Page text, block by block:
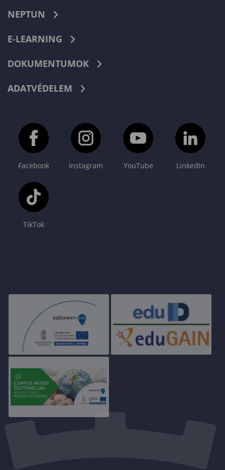
NEPTUN
E-LEARNING
DOKUMENTUMOK
ADATVÉDELEM
Facebook Instagram YouTube LinkedIn
TikTok